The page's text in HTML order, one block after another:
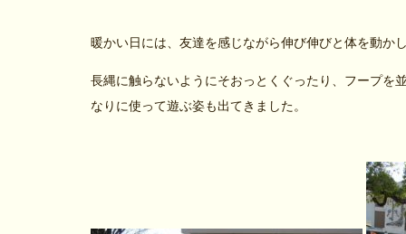
暖かい日には、友達を感じながら伸び伸びと体を動か
長縄に触らないようにそおっとくぐったり、フープを
なりに使って遊ぶ姿も出てきました。